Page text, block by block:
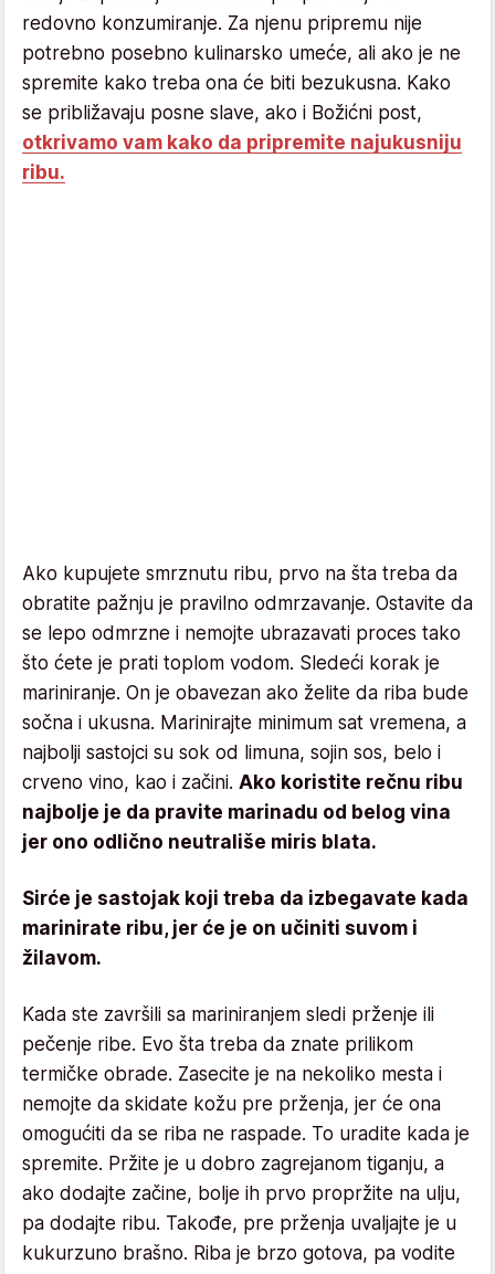
redovno konzumiranje. Za njenu pripremu nije
potrebno posebno kulinarsko umeće, ali ako je ne
spremite kako treba ona će biti bezukusna. Kako
se približavaju posne slave, ako i Božićni post,
otkrivamo vam kako da pripremite najukusniju
ribu.
Ako kupujete smrznutu ribu, prvo na šta treba da
obratite pažnju je pravilno odmrzavanje. Ostavite da
se lepo odmrzne i nemojte ubrazavati proces tako
što ćete je prati toplom vodom. Sledeći korak je
mariniranje. On je obavezan ako želite da riba bude
sočna i ukusna. Marinirajte minimum sat vremena, a
najbolji sastojci su sok od limuna, sojin sos, belo i
crveno vino, kao i začini. Ako koristite rečnu ribu
najbolje je da pravite marinadu od belog vina
jer ono odlično neutrališe miris blata.
Sirće je sastojak koji treba da izbegavate kada
marinirate ribu, jer će je on učiniti suvom i
žilavom.
Kada ste završili sa mariniranjem sledi prženje ili
pečenje ribe. Evo šta treba da znate prilikom
termičke obrade. Zasecite je na nekoliko mesta i
nemojte da skidate kožu pre prženja, jer će ona
omogućiti da se riba ne raspade. To uradite kada je
spremite. Pržite je u dobro zagrejanom tiganju, a
ako dodajte začine, bolje ih prvo propržite na ulju,
pa dodajte ribu. Takođe, pre prženja uvaljajte je u
kukurzuno brašno. Riba je brzo gotova, pa vodite